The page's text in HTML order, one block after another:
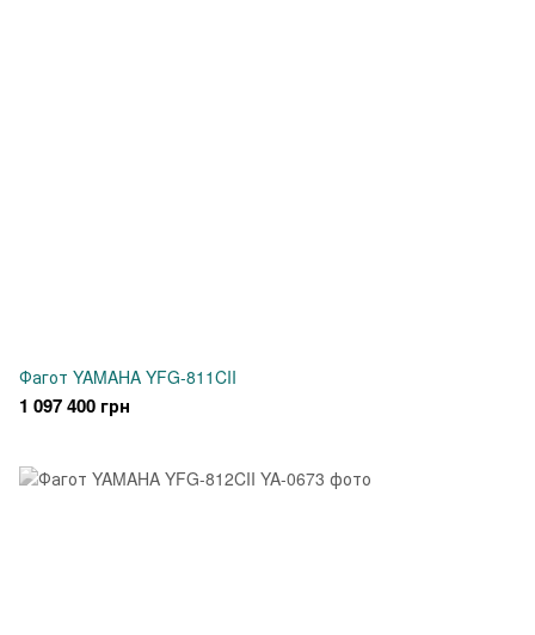
Фагот YAMAHA YFG-811CII
1 097 400 грн